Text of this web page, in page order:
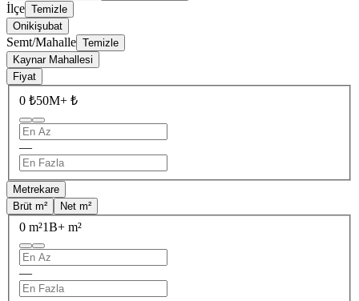
İlçe Temizle
Onikişubat
Semt/Mahalle Temizle
Kaynar Mahallesi
Fiyat
0 ₺50M+ ₺
—
Metrekare
Brüt m²
Net m²
0 m²1B+ m²
—